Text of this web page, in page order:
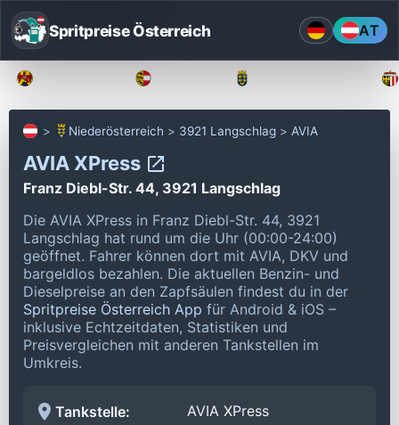
Spritpreise Österreich AT
Niederösterreich 3921 Langschlag AVIA
AVIA XPress
Franz Diebl-Str. 44, 3921 Langschlag
Die AVIA XPress in Franz Diebl-Str. 44, 3921
Langschlag hat rund um die Uhr (00:00-24:00)
geöffnet. Fahrer können dort mit AVIA, DKV und
bargeldlos bezahlen. Die aktuellen Benzin- und
Dieselpreise an den Zapfsäulen findest du in der
Spritpreise Österreich App für Android & iOS –
inklusive Echtzeitdaten, Statistiken und
Preisvergleichen mit anderen Tankstellen im
Umkreis.
Tankstelle: AVIA XPress